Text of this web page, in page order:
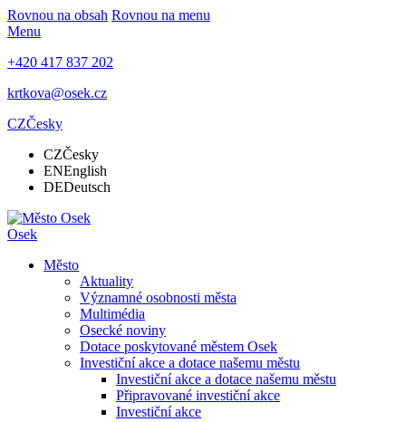
Rovnou na obsah Rovnou na menu
Menu
+420 417 837 202
krtkova@osek.cz
CZČesky
CZČesky
ENEnglish
DEDeutsch
Osek
Město
Aktuality
Významné osobnosti města
Multimédia
Osecké noviny
Dotace poskytované městem Osek
Investiční akce a dotace našemu městu
Investiční akce a dotace našemu městu
Připravované investiční akce
Investiční akce